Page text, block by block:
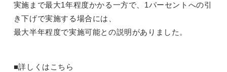
実施まで最大1年程度かかる一方で、1パーセントへの引
き下げで実施する場合には、
最大半年程度で実施可能との説明がありました。
■詳しくはこちら